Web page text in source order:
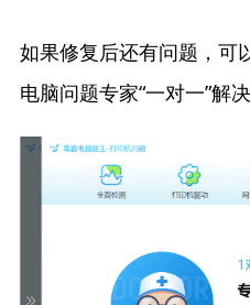
如果修复后还有问题，可
电脑问题专家“一对一”解